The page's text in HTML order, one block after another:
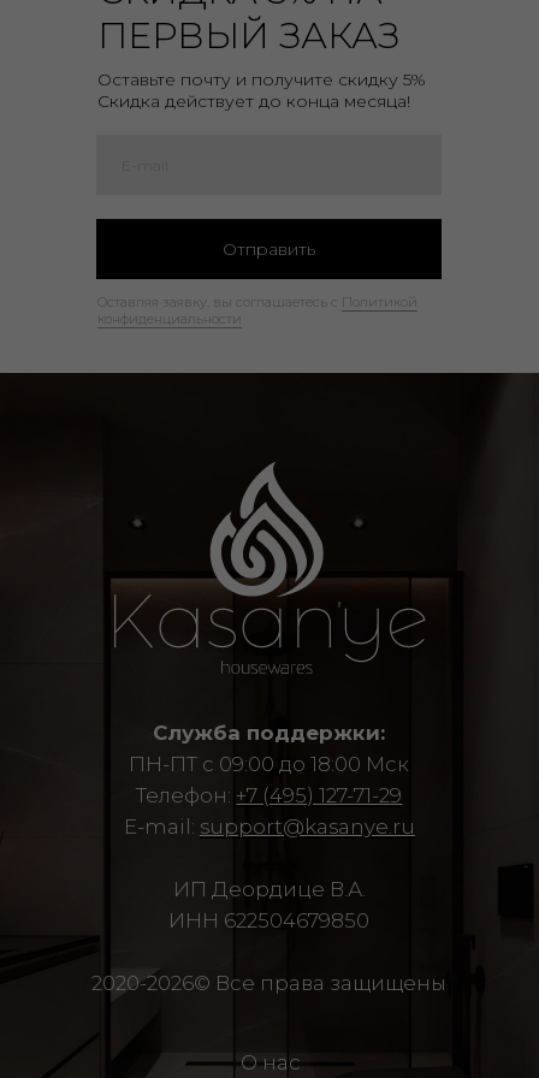
ПЕРВЫЙ ЗАКАЗ
Оставьте почту и получите скидку 5%
Скидка действует до конца месяца!
Оставляя заявку, вы соглашаетесь с Политикой
конфиденциальности
Отправить
Каталог
Покупателям
Сотрудничество